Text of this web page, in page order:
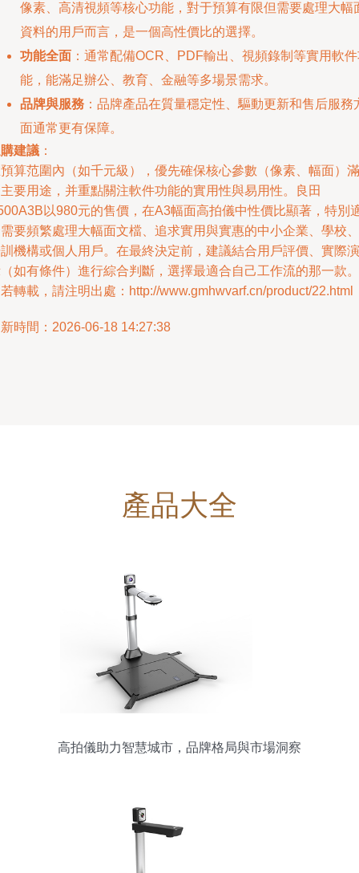
像素、高清視頻等核心功能，對于預算有限但需要處理大幅
資料的用戶而言，是一個高性價比的選擇。
功能全面 ：通常配備OCR、PDF輸出、視頻錄制等實用軟
能，能滿足辦公、教育、金融等多場景需求。
品牌與服務 ：品牌產品在質量穩定性、驅動更新和售后服務
面通常更有保障。
建議 ：
算范圍內（如千元級），優先確保核心參數（像素、幅面）滿
要用途，并重點關注軟件功能的實用性與易用性。良田
以980元的售價，在A3幅面高拍儀中性價比顯著，特別
要頻繁處理大幅面文檔、追求實用與實惠的中小企業、學校、
機構或個人用戶。在最終決定前，建議結合用戶評價、實際演
如有條件）進行綜合判斷，選擇最適合自己工作流的那一款。
轉載，請注明出處：http://www.gmhwvarf.cn/product/22.html
時間：2026-06-18 14:27:38
產品大全
高拍儀助力智慧城市，品牌格局與市場洞察